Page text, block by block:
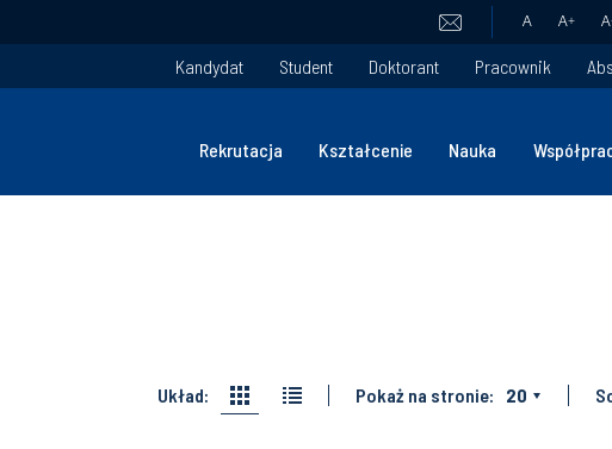
A A+ A
Kandydat
Student Doktorant Pracownik
Rekrutacja Kształcenie Nauka
Układ: Pokaż na stronie: 20